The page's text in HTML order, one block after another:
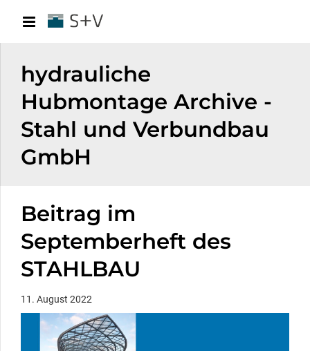
hydrauliche
Hubmontage Archive -
Stahl und Verbundbau
GmbH
Beitrag im
Septemberheft des
STAHLBAU
11. August 2022